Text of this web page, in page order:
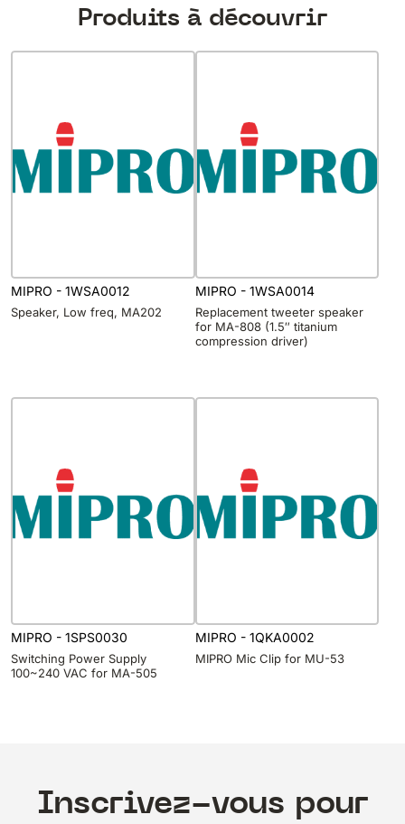
Produits à découvrir
MIPRO - 1WSA0012
Speaker, Low freq, MA202
MIPRO - 1WSA0014
Replacement tweeter speaker
for MA-808 (1.5″ titanium
compression driver)
MIPRO - 1SPS0030
Switching Power Supply
100~240 VAC for MA-505
MIPRO - 1QKA0002
MIPRO Mic Clip for MU-53
Inscrivez-vous pour